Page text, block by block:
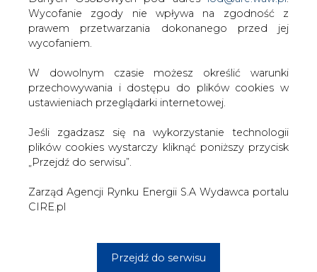
Bądź na bieżąco
Podając adres e-mail wyrażają Państwo zgodę
postaci newslettera pocztą elektroniczną od
Agencji Rynku Energii S.A z siedzibą w
Warszawie.
ZAPISZ SIĘ DO NEWSLETTERA
prawach, znajduje się w polityce prywatności.